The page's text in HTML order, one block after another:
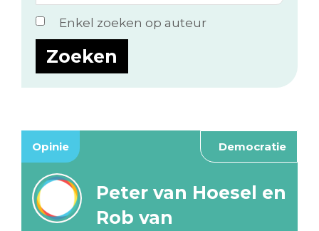
trefwoord
of
auteur...
Enkel zoeken op auteur
Opinie Democratie
Peter van Hoesel en
Rob van